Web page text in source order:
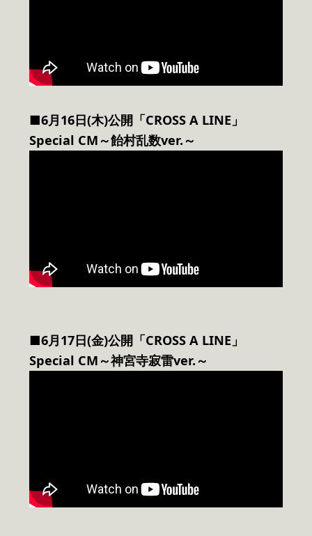
■6月16日(木)公開「CROSS A LINE」
Special CM～飴村乱数ver.～
■6月17日(金)公開「CROSS A LINE」
Special CM～神宮寺寂雷ver.～